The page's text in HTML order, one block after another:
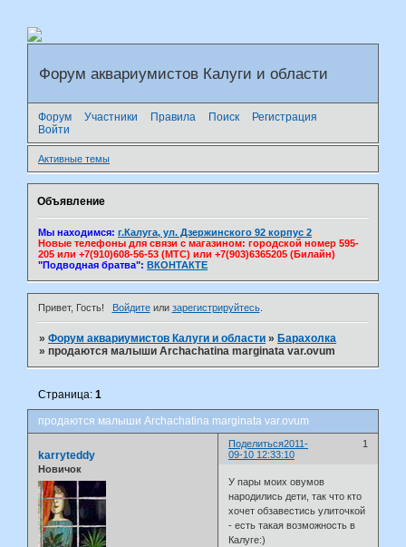
Форум аквариумистов Калуги и области
Форум Участники Правила Поиск
Регистрация
Войти
Активные темы
Объявление
Мы находимся: г.Калуга, ул. Дзержинского 92 корпус 2
Новые телефоны для связи с магазином: городской номер 595-
205 или +7(910)608-56-53 (МТС) или +7(903)6365205 (Билайн)
"Подводная братва": ВКОНТАКТЕ
Привет, Гость! Войдитеили зарегистрируйтесь.
»Форум аквариумистов Калуги и области » Барахолка
»продаются малыши Archachatina marginata var.ovum
продаются малыши Archachatina marginata var.ovum
Страница:1
Поделиться 1
2011-
09-10 12:33:10
karryteddy
Новичок
У пары моих овумов
народились дети, так что кто
хочет обзавестись улиточкой
- есть такая возможность в
Калуге:)